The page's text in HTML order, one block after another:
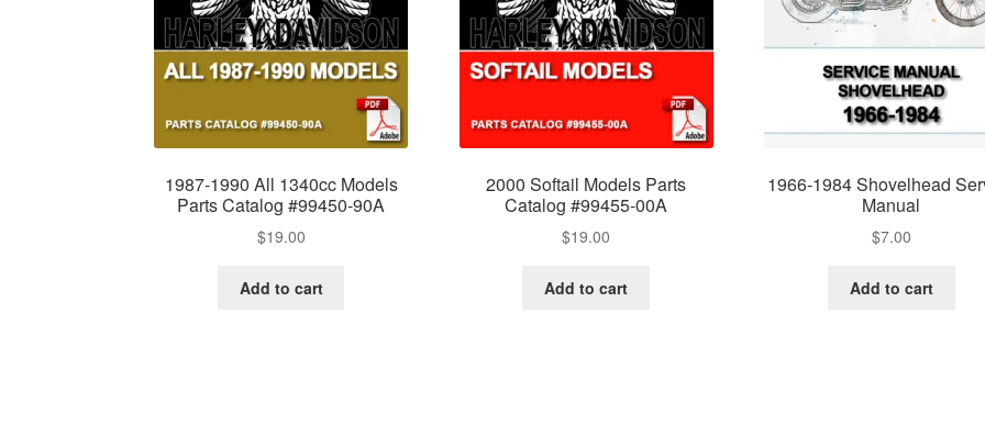
1987-1990 All 1340cc Models
Parts Catalog #99450-90A
$19.00
Add to cart
2000 Softail Models Parts
Catalog #99455-00A
$19.00
Add to cart
1966-1984 Shovelhead
Manual
$7.00
Add to cart